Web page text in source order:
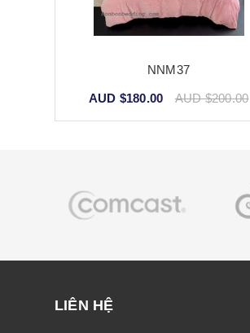
NNM37
AUD $180.00 AUD $200.00
LIÊN HỆ